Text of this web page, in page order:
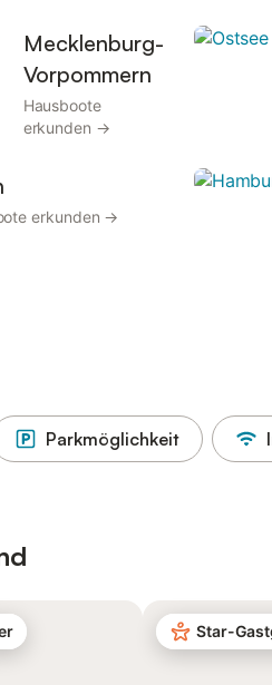
Mecklenburg-
Vorpommern
Hausboote
erkunden →
erkunden →
Parkmöglichkeit
Star-